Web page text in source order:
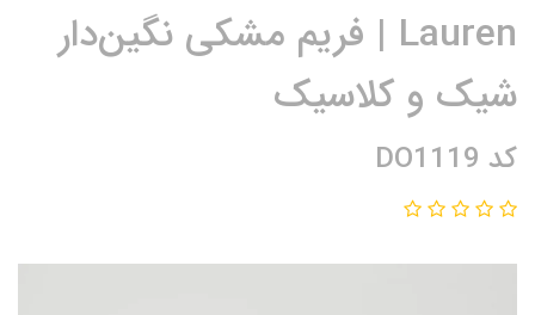
Lauren | فریم مشکی نگین‌دار
شیک و کلاسیک
کد DO1119